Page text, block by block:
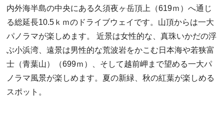
内外海半島の中央にある久須夜ヶ岳頂上（619ｍ）へ通じ
る総延長10.5ｋｍのドライブウェイです。山頂からは一大
パノラマが楽しめます。 近景は女性的な、真珠いかだの浮
ぶ小浜湾、遠景は男性的な荒波岩をかこむ日本海や若狭富
士（青葉山）（699ｍ）、そして越前岬まで望める一大パ
ノラマ風景が楽しめます。夏の新緑、秋の紅葉が楽しめる
スポット。